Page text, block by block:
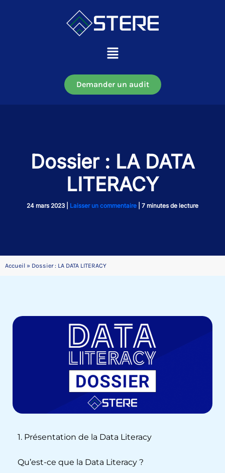
Main
Menu
Demander un audit
Dossier : LA DATA
LITERACY
24 mars 2023 Laisser un commentaire 7 minutes de lecture
Accueil » Dossier : LA DATA LITERACY
1. Présentation de la Data Literacy
Qu’est-ce que la Data Literacy ?